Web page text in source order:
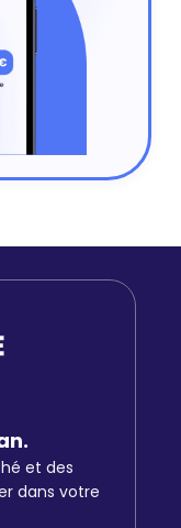
et des
dans votre